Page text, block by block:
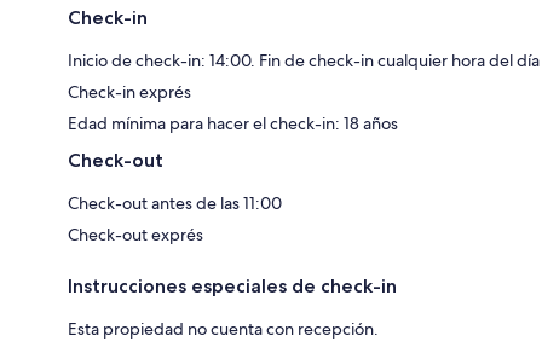
Check-in
Inicio de check-in: 14:00. Fin de check-in cualquier hora del día
Check-in exprés
Edad mínima para hacer el check-in: 18 años
Check-out
Check-out antes de las 11:00
Check-out exprés
Instrucciones especiales de check-in
Esta propiedad no cuenta con recepción.